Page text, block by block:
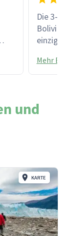
Die 3-
zum
Wohl
bleibt
an das
Mehr
und
KARTE